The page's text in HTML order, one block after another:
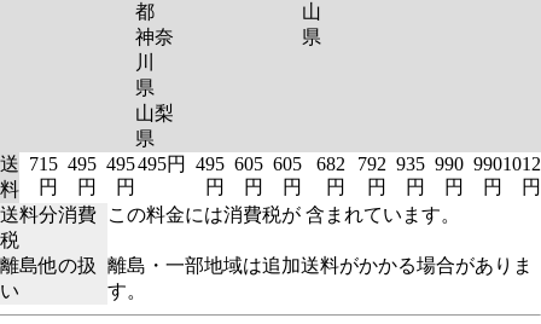
都
神奈
川
県
山梨
県
山
県
送
料
715
円
495
円
495
円
495円
495
円
605
円
605
円
682
円
792
円
935
円
990
円
990
円
1012
円
送料分消費
税
この料金には消費税が 含まれています。
離島他の扱
い
離島・一部地域は追加送料がかかる場合がありま
す。